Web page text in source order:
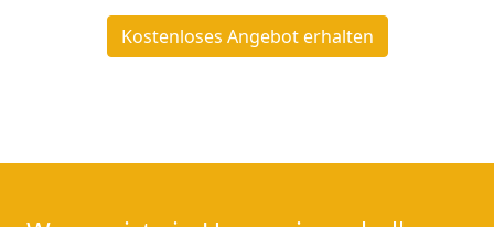
Kostenloses Angebot erhalten